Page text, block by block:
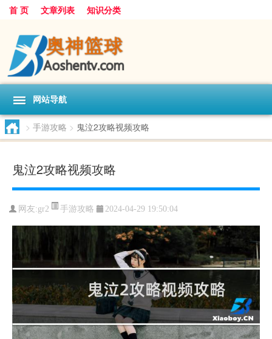
首 页 文章列表 知识分类
网站导航
> 手游攻略 > 鬼泣2攻略视频攻略
鬼泣2攻略视频攻略
网友:gr2 手游攻略 2024-04-29 19:50:04